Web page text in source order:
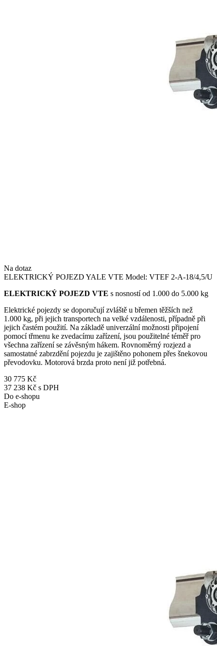
Na dotaz
ELEKTRICKÝ POJEZD YALE VTE Model: VTEF 2-A-18/4,5/U
ELEKTRICKÝ POJEZD VTE s nosností od 1.000 do 5.000 kg
Elektrické pojezdy se doporučují zvláště u břemen těžších než
1.000 kg, při jejich transportech na velké vzdálenosti, případně při
jejich častém použití. Na základě univerzální možnosti připojení
pomocí třmenu ke zvedacímu zařízení, jsou použitelné téměř pro
všechna zařízení se závěsným hákem. Rovnoměrný rozjezd a
samostatné zabrzdění pojezdu je zajištěno pohonem přes šnekovou
převodovku. Motorová brzda proto není již potřebná.
30 775 Kč
37 238 Kč s DPH
Do e-shopu
E-shop